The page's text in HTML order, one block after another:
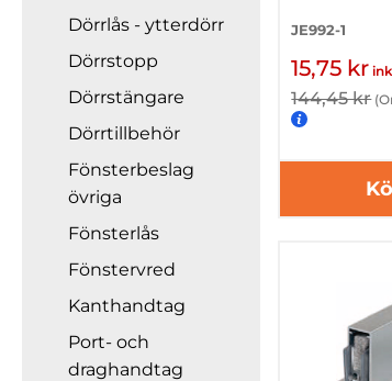
Dörrlås - ytterdörr
Dörrstopp
Dörrstängare
Dörrtillbehör
Fönsterbeslag
övriga
Fönsterlås
Fönstervred
Kanthandtag
Port- och
draghandtag
JE992-1
15,75 kr
144,45 kr